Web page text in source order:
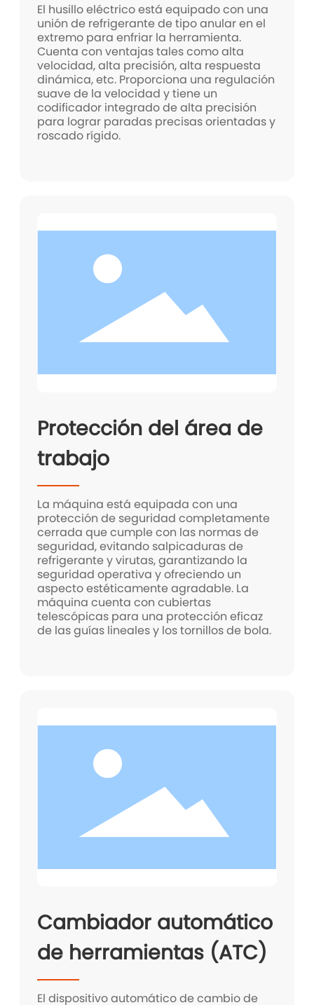
El husillo eléctrico está equipado con una
unión de refrigerante de tipo anular en el
extremo para enfriar la herramienta.
Cuenta con ventajas tales como alta
velocidad, alta precisión, alta respuesta
dinámica, etc. Proporciona una regulación
suave de la velocidad y tiene un
codificador integrado de alta precisión
para lograr paradas precisas orientadas y
roscado rígido.
Protección del área de
trabajo
La máquina está equipada con una
protección de seguridad completamente
cerrada que cumple con las normas de
seguridad, evitando salpicaduras de
refrigerante y virutas, garantizando la
seguridad operativa y ofreciendo un
aspecto estéticamente agradable. La
máquina cuenta con cubiertas
telescópicas para una protección eficaz
de las guías lineales y los tornillos de bola.
Cambiador automático
de herramientas (ATC)
El dispositivo automático de cambio de